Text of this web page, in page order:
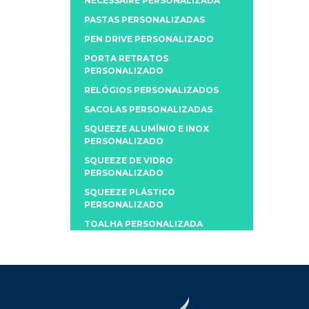
PASTAS PERSONALIZADAS
PEN DRIVE PERSONALIZADO
PORTA RETRATOS
PERSONALIZADO
RELÓGIOS PERSONALIZADOS
SACOLAS PERSONALIZADAS
SQUEEZE ALUMÍNIO E INOX
PERSONALIZADO
SQUEEZE DE VIDRO
PERSONALIZADO
SQUEEZE PLÁSTICO
PERSONALIZADO
TOALHA PERSONALIZADA